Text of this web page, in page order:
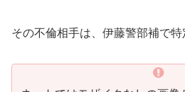
その不倫相手は、伊藤警部補で特